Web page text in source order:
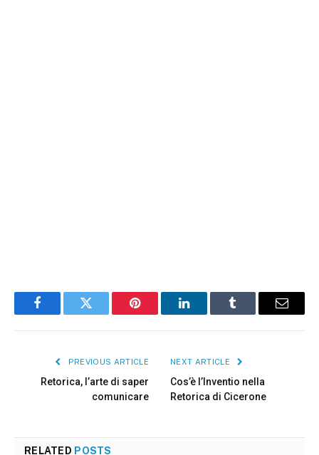
FacebookTwitter Pinterest LinkedInTumblr Email
PREVIOUS ARTICLE
Retorica, l’arte di saper
comunicare
NEXT ARTICLE
Cos’è l’Inventio nella
Retorica di Cicerone
RELATED POSTS